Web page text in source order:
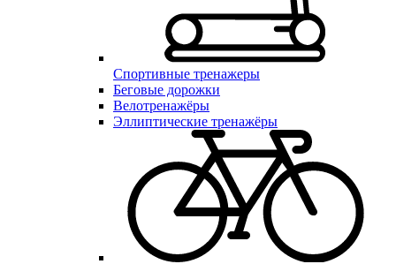
Спортивные тренажеры
Беговые дорожки
Велотренажёры
Эллиптические тренажёры